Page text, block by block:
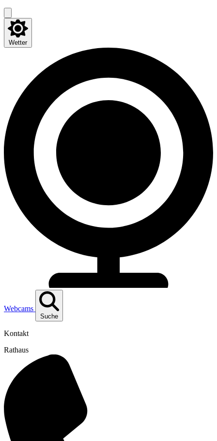
Wetter
Webcams
Suche
Kontakt
Rathaus